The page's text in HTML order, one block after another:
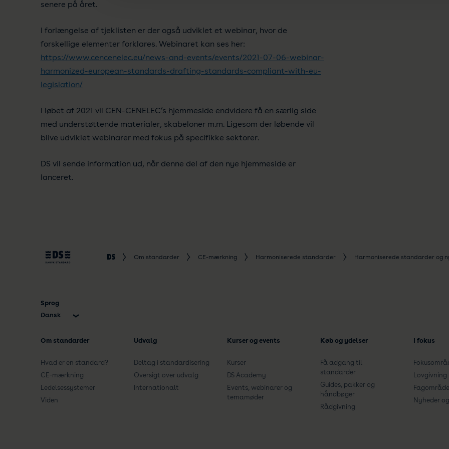
senere på året.
I forlængelse af tjeklisten er der også udviklet et webinar, hvor de
forskellige elementer forklares. Webinaret kan ses her:
https://www.cencenelec.eu/news-and-events/events/2021-07-06-webinar-
harmonized-european-standards-drafting-standards-compliant-with-eu-
legislation/
I løbet af 2021 vil CEN-CENELEC’s hjemmeside endvidere få en særlig side
med understøttende materialer, skabeloner m.m. Ligesom der løbende vil
blive udviklet webinarer med fokus på specifikke sektorer.
DS vil sende information ud, når denne del af den nye hjemmeside er
lanceret.
Om standarder CE-mærkning Harmoniserede standarder Harmoniserede standarder og
Sprog
Dansk
Om standarder
Hvad er en standard?
CE-mærkning
Ledelsessystemer
Viden
Udvalg
Deltag i standardisering
Oversigt over udvalg
Internationalt
Kurser og events
Kurser
DS Academy
Events, webinarer og
temamøder
Køb og ydelser
Få adgang til
standarder
Guides, pakker og
håndbøger
Rådgivning
I fokus
Lovgivning
Nyheder